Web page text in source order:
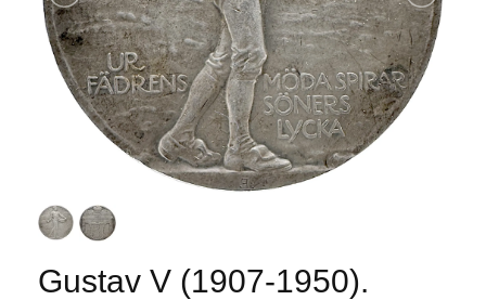
Gustav V (1907-1950).